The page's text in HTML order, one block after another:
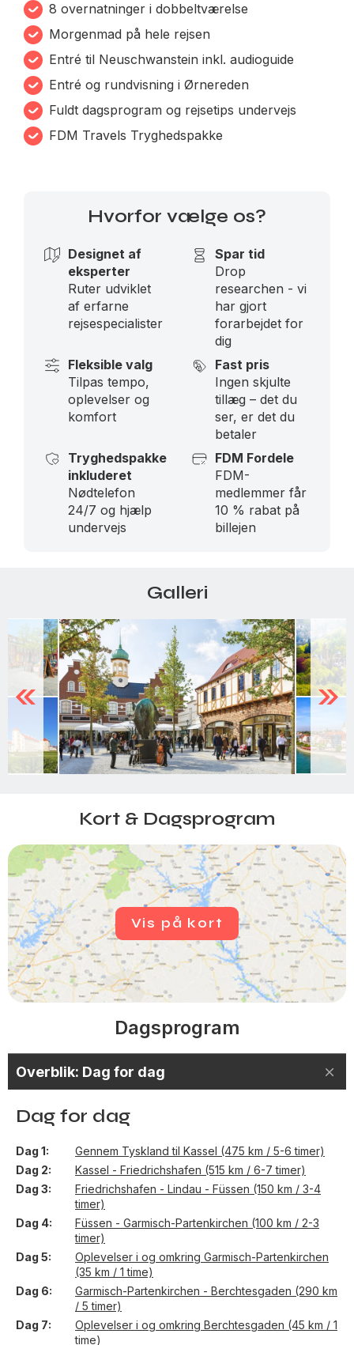
8 overnatninger i dobbeltværelse
Morgenmad på hele rejsen
Entré til Neuschwanstein inkl. audioguide
Entré og rundvisning i Ørnereden
Fuldt dagsprogram og rejsetips undervejs
FDM Travels Tryghedspakke
Hvorfor vælge os?
Designet af
eksperter
Ruter udviklet
af erfarne
rejsespecialister
Spar tid
Drop
researchen - vi
har gjort
forarbejdet for
dig
Fleksible valg
Tilpas tempo,
oplevelser og
komfort
Fast pris
Ingen skjulte
tillæg – det du
ser, er det du
betaler
Tryghedspakke
inkluderet
Nødtelefon
24/7 og hjælp
undervejs
FDM Fordele
FDM-
medlemmer får
10 % rabat på
billejen
Galleri
Previous Next
Kort & Dagsprogram
Vis på kort
Dagsprogram
Overblik: Dag for dag
Dag for dag
Dag 1
Gennem Tyskland til Kassel (475 km / 5-6 timer)
Dag 2
Kassel - Friedrichshafen (515 km / 6-7 timer)
Dag 3
Friedrichshafen - Lindau - Füssen (150 km / 3-4
timer)
Dag 4
Füssen - Garmisch-Partenkirchen (100 km / 2-3
timer)
Dag 5
Oplevelser i og omkring Garmisch-Partenkirchen
(35 km / 1 time)
Dag 6
Garmisch-Partenkirchen - Berchtesgaden (290 km
/ 5 timer)
Dag 7
Oplevelser i og omkring Berchtesgaden (45 km / 1
time)